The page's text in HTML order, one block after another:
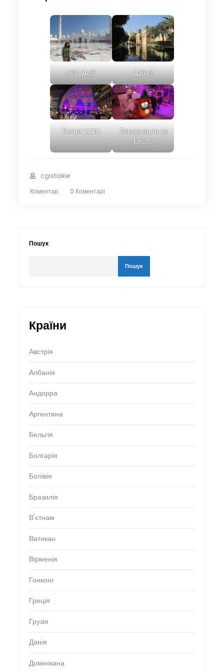
Абу-Дабі Дубай
Експо 2020
Повернення на
Експо
cgistalker
Коментар:
0 Коментарі
Пошук
Пошук
Країни
Австрія
Албанія
Андорра
Аргентина
Бельгія
Болгарія
Болівія
Бразилія
В'єтнам
Ватикан
Вірменія
Гонконг
Греція
Грузія
Данія
Домінікана